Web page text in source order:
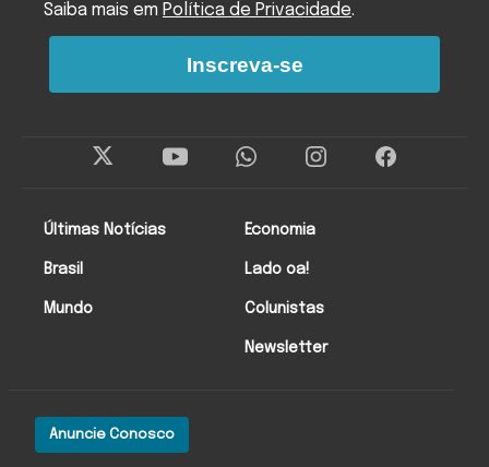
Anuncie Conosco
Últimas Notícias
Brasil
Mundo
Economia
Lado oa!
Colunistas
Newsletter
Saiba mais em Política de Privacidade.
Inscreva-se